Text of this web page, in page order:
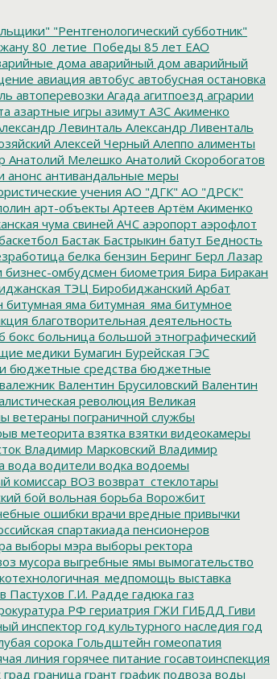
"Рентгенологический субботник"
80_летие_Победы 85 лет ЕАО
дома аварийный дом аварийный
авиация автобус автобусная остановка
автоперевозки Агада агитпоезд аграрии
азартные игры азимут АЗС Акименко
Левинталь Александр Ливенталь
Алексей Черный Алеппо алименты
Анатолий Мелешко Анатолий Скоробогатов
анонс антивандальные меры
учения АО "ДГК" АО "ДРСК"
арт-объекты Артеев Артём Акименко
чума свиней АЧС аэропорт аэрофлот
Бастак Бастрыкин батут Бедность
белка бензин Беринг Берл Лазар
бизнес-омбудсмен биометрия Бира Биракан
ТЭЦ Биробиджанский Арбат
битумная яма битумная_яма битумное
благотворительная деятельность
бокс больница большой этнографический
медики Бумагин Бурейская ГЭС
бюджетные средства бюджетные
валежник Валентин Брусиловский Валентин
революция Великая
ветераны пограничной службы
метеорита взятка взятки видеокамеры
Владимир Марковский Владимир
вода водители водка водоемы
комиссар ВОЗ возврат_стеклотары
бой вольная борьба Ворожбит
ошибки врачи вредные привычки
спартакиада пенсионеров
выборы мэра выборы ректора
мусора выгребные ямы вымогательство
выставка
Пастухов Г.И. Радде гадюка газ
РФ гериатрия ГЖИ ГИБДД Гиви
инспектор год культурного наследия год
сорока Гольдштейн гомеопатия
линия горячее питание госавтоинспекция
град граница грант график подвоза воды